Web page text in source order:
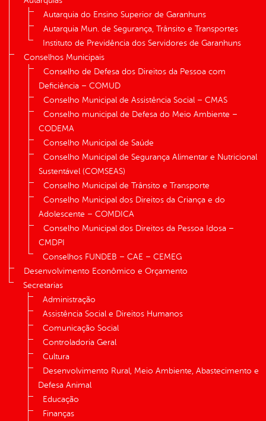
Autarquia do Ensino Superior de Garanhuns
Autarquia Mun. de Segurança, Trânsito e Transportes
Instituto de Previdência dos Servidores de Garanhuns
Conselhos Municipais
Conselho de Defesa dos Direitos da Pessoa com
Deficiência – COMUD
Conselho Municipal de Assistência Social – CMAS
Conselho municipal de Defesa do Meio Ambiente –
CODEMA
Conselho Municipal de Saúde
Conselho Municipal de Segurança Alimentar e Nutricional
Sustentável (COMSEAS)
Conselho Municipal de Trânsito e Transporte
Conselho Municipal dos Direitos da Criança e do
Adolescente – COMDICA
Conselho Municipal dos Direitos da Pessoa Idosa –
CMDPI
Conselhos FUNDEB – CAE – CEMEG
Desenvolvimento Econômico e Orçamento
Secretarias
Administração
Assistência Social e Direitos Humanos
Comunicação Social
Controladoria Geral
Cultura
Desenvolvimento Rural, Meio Ambiente, Abastecimento e
Defesa Animal
Educação
Finanças